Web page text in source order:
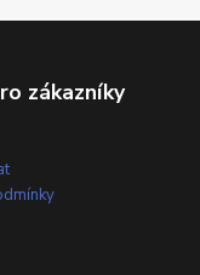
zákazníky